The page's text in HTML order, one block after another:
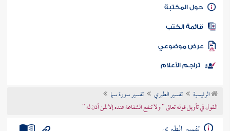
كتاب الأمة
المكتبة
الكتب
موضوعي
تراجم الأعلام
الرئيسية تفسير الطبري
تفسير سورة سبإ
القول في تأويل قوله تعالى " ولا تنفع الشفاعة عنده إلا لمن أذن له "